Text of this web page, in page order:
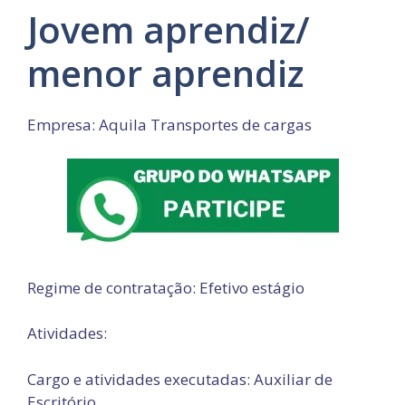
Jovem aprendiz/
menor aprendiz
Empresa: Aquila Transportes de cargas
Regime de contratação: Efetivo estágio
Atividades:
Cargo e atividades executadas: Auxiliar de